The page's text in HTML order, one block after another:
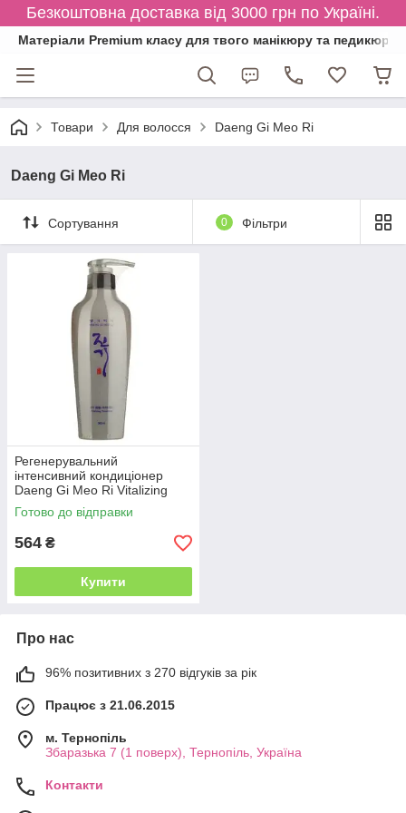
Безкоштовна доставка від 3000 грн по Україні.
Матеріали Premium класу для твого манікюру та педикюру
Товари Для волосся Daeng Gi Meo Ri
Daeng Gi Meo Ri
Сортування 0 Фільтри
Регенерувальний
інтенсивний кондиціонер
Daeng Gi Meo Ri Vitalizing
Treatment, 300 мл
Готово до відправки
564 ₴
Купити
Про нас
96% позитивних з 270 відгуків за рік
Працює з 21.06.2015
м. Тернопіль
Збаразька 7 (1 поверх), Тернопіль, Україна
Контакти